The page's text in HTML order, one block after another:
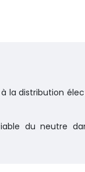
la distribution
du neutre